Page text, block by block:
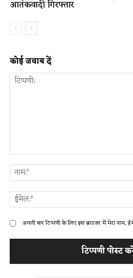
आतंकवादी गिरफ्तार
कोई जवाब दें
अगली बार टिप्पणी के लिए इस ब्राउज़र में मेरा